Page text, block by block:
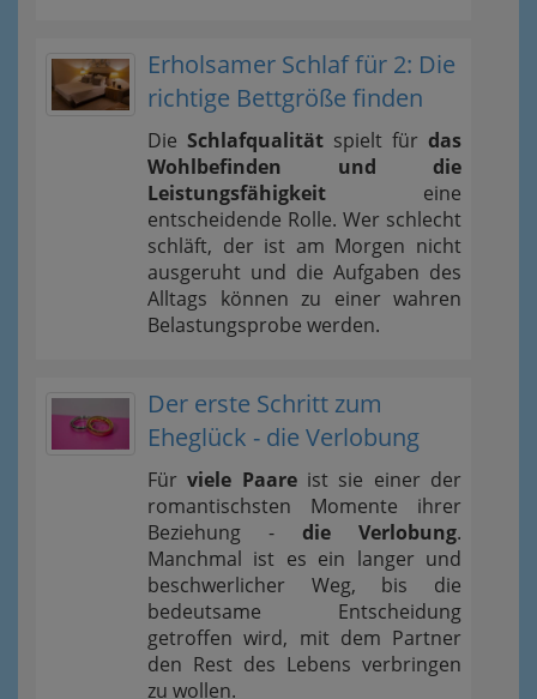
Erholsamer Schlaf für 2: Die
richtige Bettgröße finden
Die Schlafqualität spielt für das
Wohlbefinden und die
Leistungsfähigkeit eine
entscheidende Rolle. Wer schlecht
schläft, der ist am Morgen nicht
ausgeruht und die Aufgaben des
Alltags können zu einer wahren
Belastungsprobe werden.
Der erste Schritt zum
Eheglück - die Verlobung
Fürviele Paareist sie einer der
romantischsten Momente ihrer
Beziehung - die Verlobung.
Manchmal ist es ein langer und
beschwerlicher Weg, bis die
bedeutsame Entscheidung
getroffen wird, mit dem Partner
den Rest des Lebens verbringen
zu wollen.